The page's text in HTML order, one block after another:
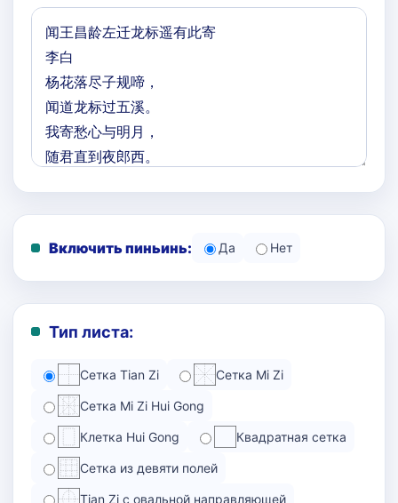
Включить пиньинь: Да Нет
Тип листа:
Сетка Tian Zi Сетка Mi Zi
Сетка Mi Zi Hui Gong
Клетка Hui Gong Квадратная сетка
Сетка из девяти полей
Tian Zi с овальной направляющей